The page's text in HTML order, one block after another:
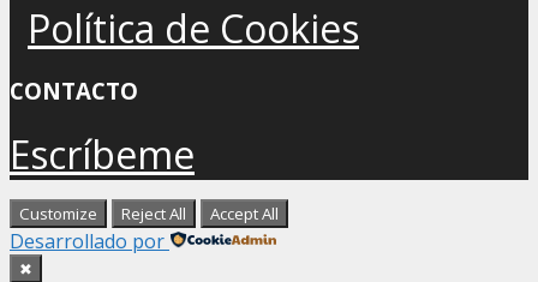
Política de Cookies
CONTACTO
Escríbeme
Customize Reject All Accept All
Desarrollado por
✖